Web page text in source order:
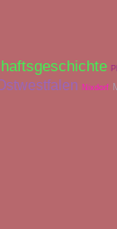
Nixdorf